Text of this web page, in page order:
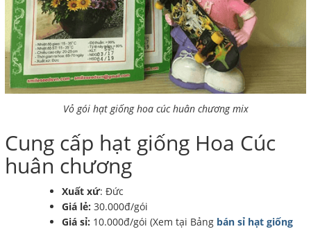
Vỏ gói hạt giống hoa cúc huân chương mix
Cung cấp hạt giống Hoa Cúc
huân chương
Xuất xứ: Đức
Giá lẻ: 30.000đ/gói
Giá sỉ: 10.000đ/gói (Xem tại Bảng bán sỉ hạt giống